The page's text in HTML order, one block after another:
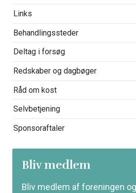
Links
Behandlingssteder
Deltag i forsøg
Redskaber og dagbøger
Råd om kost
Selvbetjening
Sponsoraftaler
Bliv medlem
Bliv medlem af foreningen